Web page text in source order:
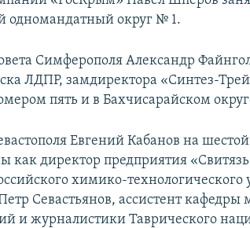
одномандатный округ № 1.
Симферополя Александр
ЛДПР, замдиректора «Синтез-
пять и в Бахчисарайском
Евгений Кабанов на
как директор предприятия
химико-
Севастьянов, ассистент
и журналистики Таврического